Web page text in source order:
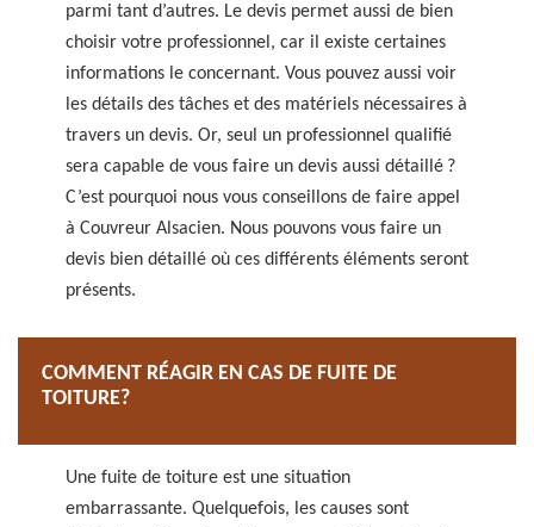
parmi tant d’autres. Le devis permet aussi de bien
choisir votre professionnel, car il existe certaines
informations le concernant. Vous pouvez aussi voir
les détails des tâches et des matériels nécessaires à
travers un devis. Or, seul un professionnel qualifié
sera capable de vous faire un devis aussi détaillé ?
C’est pourquoi nous vous conseillons de faire appel
à Couvreur Alsacien. Nous pouvons vous faire un
devis bien détaillé où ces différents éléments seront
présents.
COMMENT RÉAGIR EN CAS DE FUITE DE
TOITURE?
Une fuite de toiture est une situation
embarrassante. Quelquefois, les causes sont